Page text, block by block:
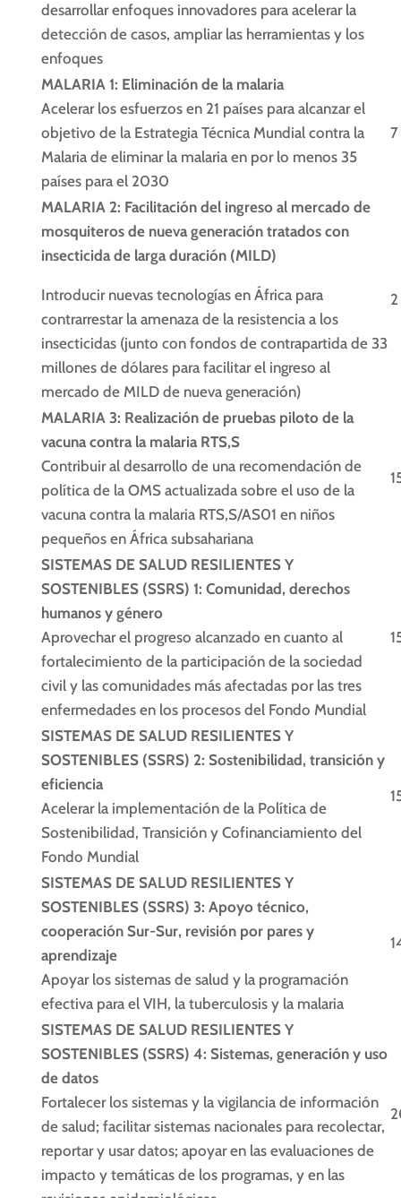
desarrollar enfoques innovadores para acelerar la
detección de casos, ampliar las herramientas y los
enfoques
MALARIA 1: Eliminación de la malaria
Acelerar los esfuerzos en 21 países para alcanzar el
objetivo de la Estrategia Técnica Mundial contra la
Malaria de eliminar la malaria en por lo menos 35
países para el 2030
7
MALARIA 2: Facilitación del ingreso al mercado de
mosquiteros de nueva generación tratados con
insecticida de larga duración (MILD)
Introducir nuevas tecnologías en África para
contrarrestar la amenaza de la resistencia a los
insecticidas (junto con fondos de contrapartida de 33
millones de dólares para facilitar el ingreso al
mercado de MILD de nueva generación)
2
MALARIA 3: Realización de pruebas piloto de la
vacuna contra la malaria RTS,S
Contribuir al desarrollo de una recomendación de
política de la OMS actualizada sobre el uso de la
vacuna contra la malaria RTS,S/AS01 en niños
pequeños en África subsahariana
SISTEMAS DE SALUD RESILIENTES Y
SOSTENIBLES (SSRS) 1: Comunidad, derechos
humanos y género
Aprovechar el progreso alcanzado en cuanto al
fortalecimiento de la participación de la sociedad
civil y las comunidades más afectadas por las tres
enfermedades en los procesos del Fondo Mundial
SISTEMAS DE SALUD RESILIENTES Y
SOSTENIBLES (SSRS) 2: Sostenibilidad, transición y
eficiencia
Acelerar la implementación de la Política de
Sostenibilidad, Transición y Cofinanciamiento del
Fondo Mundial
SISTEMAS DE SALUD RESILIENTES Y
SOSTENIBLES (SSRS) 3: Apoyo técnico,
cooperación Sur-Sur, revisión por pares y
aprendizaje
Apoyar los sistemas de salud y la programación
efectiva para el VIH, la tuberculosis y la malaria
SISTEMAS DE SALUD RESILIENTES Y
SOSTENIBLES (SSRS) 4: Sistemas, generación y uso
de datos
Fortalecer los sistemas y la vigilancia de información
de salud; facilitar sistemas nacionales para recolectar,
reportar y usar datos; apoyar en las evaluaciones de
impacto y temáticas de los programas, y en las